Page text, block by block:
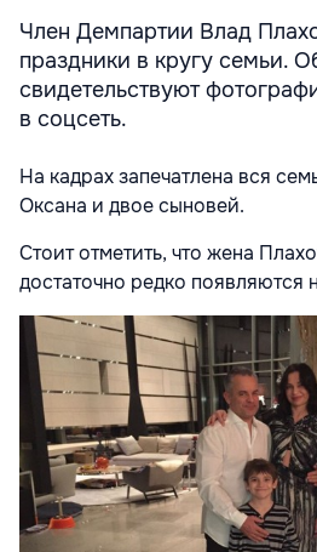
Член Демпартии Влад
праздники в кругу семьи.
свидетельствуют
в соцсеть.
На кадрах запечатлена вся
Оксана и двое сыновей.
Стоит отметить, что жена
достаточно редко появляются